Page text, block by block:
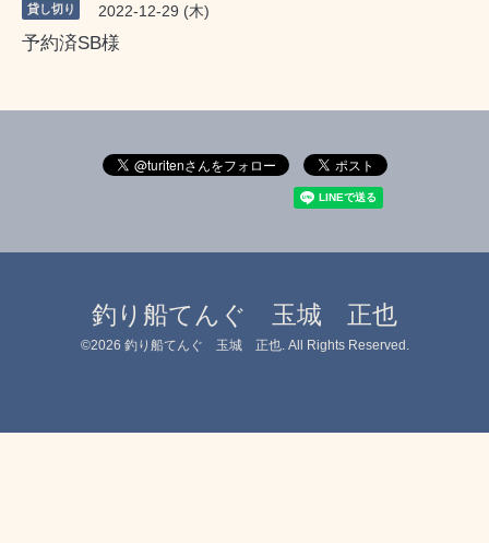
貸し切り 2022-12-29 (木)
予約済SB様
釣り船てんぐ 玉城 正也
©2026 釣り船てんぐ 玉城 正也. All Rights Reserved.